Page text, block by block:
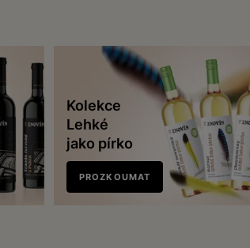
Kolekce
Lehké
jako pírko
PROZKOUMAT